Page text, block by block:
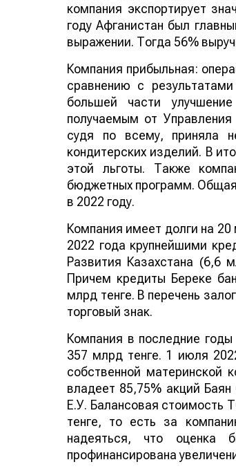
компания экспортирует
году Афганистан был
выражении. Тогда 56%
Компания прибыльная:
сравнению с
большей части
получаемым от
судя по всему, приняла
кондитерских изделий. В
этой льготы. Также
бюджетных программ.
в 2022 году.
Компания имеет долги на 20
2022 года крупнейшими
Развития Казахстана (6,6
Причем кредиты Береке
млрд тенге. В перечень
торговый знак.
Компания в последние
357 млрд тенге. 1 июля
собственной материнской
владеет 85,75% акций
Е.У. Балансовая стоимость
тенге, то есть за
надеяться, что
профинансирована